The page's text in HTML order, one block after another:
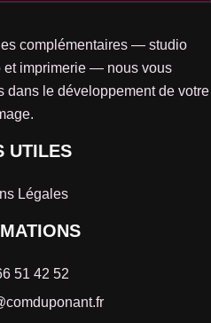
complémentaires — studio
et imprimerie — nous vous
dans le développement de votre
UTILES
Légales
51 42 52